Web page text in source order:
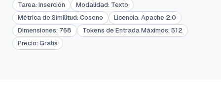
Tarea: Inserción Modalidad: Texto
Métrica de Similitud: Coseno Licencia: Apache 2.0
Dimensiones: 768 Tokens de Entrada Máximos: 512
Precio: Gratis